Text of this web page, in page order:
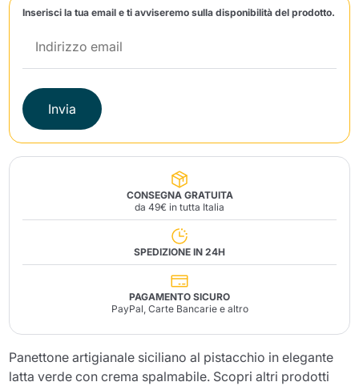
Inserisci la tua email e ti avviseremo sulla disponibilità del prodotto.
Invia
CONSEGNA GRATUITA
da 49€ in tutta Italia
SPEDIZIONE IN 24H
PAGAMENTO SICURO
PayPal, Carte Bancarie e altro
Panettone artigianale siciliano al pistacchio in elegante
latta verde con crema spalmabile. Scopri altri prodotti